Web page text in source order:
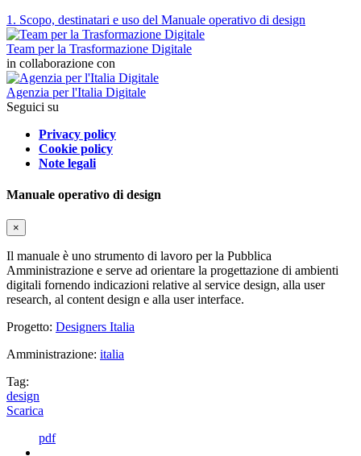
1. Scopo, destinatari e uso del Manuale operativo di design
Team per la Trasformazione Digitale
in collaborazione con
Agenzia per l'Italia Digitale
Seguici su
Privacy policy
Cookie policy
Note legali
Manuale operativo di design
×
Il manuale è uno strumento di lavoro per la Pubblica
Amministrazione e serve ad orientare la progettazione di ambienti
digitali fornendo indicazioni relative al service design, alla user
research, al content design e alla user interface.
Progetto: Designers Italia
Amministrazione: italia
Tag:
design
Scarica
pdf